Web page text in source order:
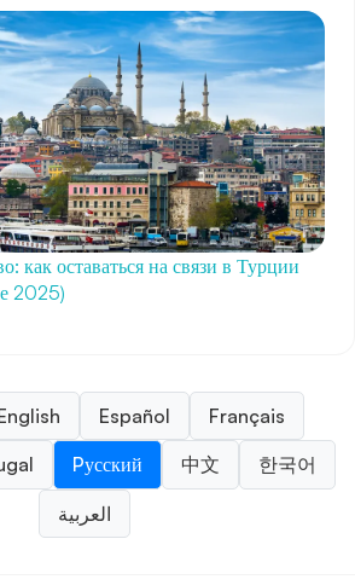
как оставаться на связи в Турции
2025)
Español
Français
Pусский 中文 한국어
العربية